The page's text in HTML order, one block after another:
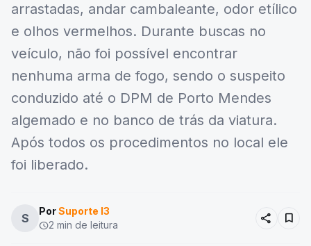
arrastadas, andar cambaleante, odor etílico
e olhos vermelhos. Durante buscas no
veículo, não foi possível encontrar
nenhuma arma de fogo, sendo o suspeito
conduzido até o DPM de Porto Mendes
algemado e no banco de trás da viatura.
Após todos os procedimentos no local ele
foi liberado.
S
PorSuporte I3
schedule2 min de leitura share bookmark